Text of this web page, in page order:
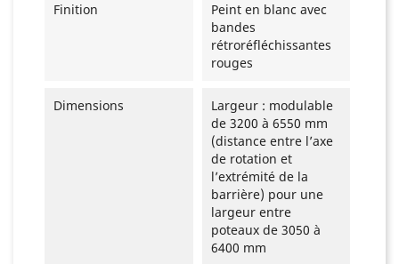
Finition
Peint en blanc avec
bandes
rétroréfléchissantes
rouges
Dimensions
Largeur : modulable
de 3200 à 6550 mm
(distance entre l’axe
de rotation et
l’extrémité de la
barrière) pour une
largeur entre
poteaux de 3050 à
6400 mm